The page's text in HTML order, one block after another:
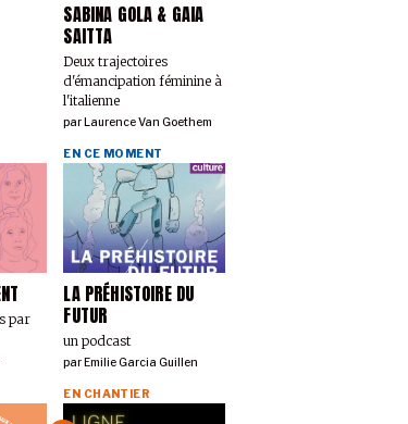
SABINA GOLA & GAIA
SAITTA
Deux trajectoires
d'émancipation féminine à
l'italienne
par Laurence Van Goethem
par
LA PRÉHISTOIRE DU
FUTUR
un podcast
EN CE MOMENT
parEmilie Garcia Guillen
EN CHANTIER